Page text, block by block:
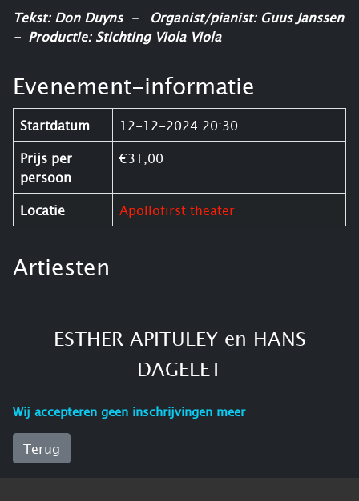
Tekst: Don Duyns -Organist/pianist: Guus Janssen
-Productie: Stichting Viola Viola
Evenement-informatie
Startdatum 12-12-2024 20:30
Prijs per
persoon
€31,00
Locatie Apollofirst theater
Artiesten
ESTHER APITULEY en HANS
DAGELET
Wij accepteren geen inschrijvingen meer
Terug